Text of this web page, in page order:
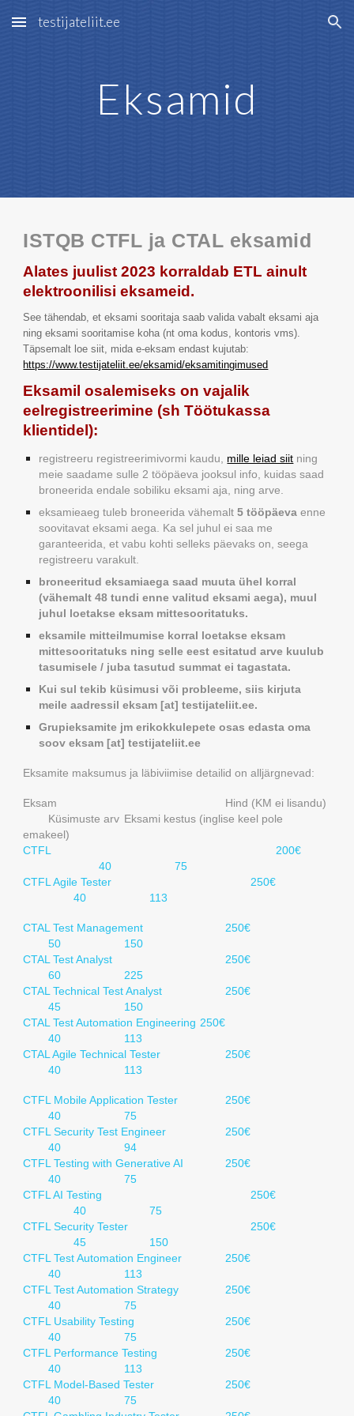
Skip to main content Skip to navigation
testijateliit.ee
Eksamid
ISTQB CTFL ja CTAL eksamid
Alates juulist 2023 korraldab ETL ainult
elektroonilisi eksameid.
See tähendab, et eksami sooritaja saab valida vabalt eksami aja
ning eksami sooritamise koha (nt oma kodus, kontoris vms).
Täpsemalt loe siit, mida e-eksam endast kujutab:
https://www.testijateliit.ee/eksamid/eksamitingimused
Eksamil osalemiseks on vajalik
eelregistreerimine (sh Töötukassa
klientidel):
registreeru registreerimivormi kaudu, mille leiad siit ning
meie saadame sulle 2 tööpäeva jooksul info, kuidas saad
broneerida endale sobiliku eksami aja, ning arve.
eksamieaeg tuleb broneerida vähemalt5 tööpäeva enne
soovitavat eksami aega. Ka sel juhul ei saa me
garanteerida, et vabu kohti selleks päevaks on, seega
registreeru varakult.
broneeritud eksamiaega saad muuta ühel korral
(vähemalt 48 tundi enne valitud eksami aega), muul
juhul loetakse eksam mittesooritatuks.
eksamile mitteilmumise korral loetakse eksam
mittesooritatuks ning selle eest esitatud arve kuulub
tasumisele / juba tasutud summat ei tagastata.
Kui sul tekib küsimusi või probleeme, siis kirjuta
meile aadressil eksam [at] testijateliit.ee.
Grupieksamite jm erikokkulepete osas edasta oma
soov eksam [at] testijateliit.ee
Eksamite maksumus ja läbiviimise detailid on alljärgnevad:
Eksam
Hind (KM ei lisandu)
Küsimuste arv Eksami kestus (inglise keel pole
emakeel)
CTFL
200€
40
75
CTFL Agile Tester
250€
40
113
CTAL Test Management
250€
50
150
CTAL Test Analyst
250€
60
225
CTAL Technical Test Analyst
250€
45
150
CTAL Test Automation Engineering 250€
40
113
CTAL Agile Technical Tester
250€
40
113
CTFL Mobile Application Tester
250€
40
75
CTFL Security Test Engineer
250€
40
94
CTFL Testing with Generative AI
250€
40
75
CTFL AI Testing
250€
40
75
CTFL Security Tester
250€
45
150
CTFL Test Automation Engineer
250€
40
113
CTFL Test Automation Strategy
250€
40
75
CTFL Usability Testing
250€
40
75
CTFL Performance Testing
250€
40
113
CTFL Model-Based Tester
250€
40
75